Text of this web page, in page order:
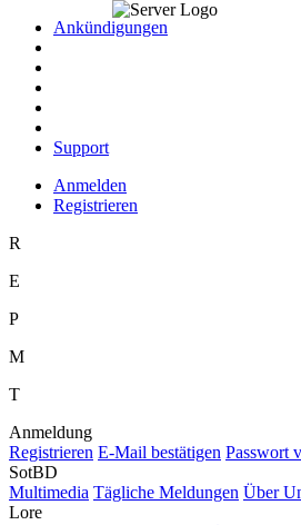
Ankündigungen
Support
Anmelden
Registrieren
R
E
P
M
T
Anmeldung
Registrieren E-Mail bestätigen Passwort
SotBD
Multimedia Tägliche Meldungen Über
Lore